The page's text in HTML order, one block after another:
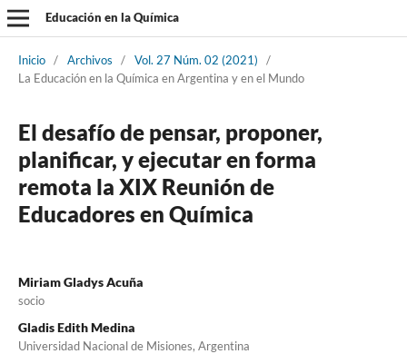
Educación en la Química
Inicio / Archivos / Vol. 27 Núm. 02 (2021)
/
La Educación en la Química en Argentina y en el Mundo
El desafío de pensar, proponer,
planificar, y ejecutar en forma
remota la XIX Reunión de
Educadores en Química
Miriam Gladys Acuña
socio
Gladis Edith Medina
Universidad Nacional de Misiones, Argentina